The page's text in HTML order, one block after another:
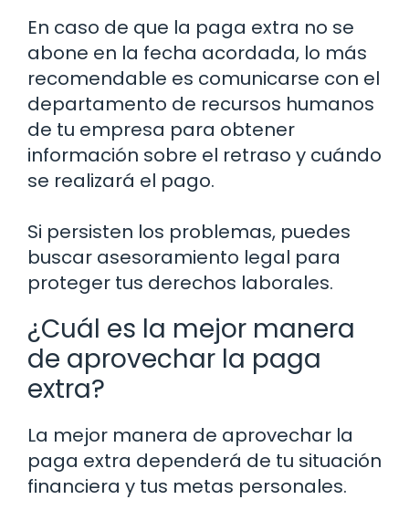
En caso de que la paga extra no se
abone en la fecha acordada, lo más
recomendable es comunicarse con el
departamento de recursos humanos
de tu empresa para obtener
información sobre el retraso y cuándo
se realizará el pago.
Si persisten los problemas, puedes
buscar asesoramiento legal para
proteger tus derechos laborales.
¿Cuál es la mejor manera
de aprovechar la paga
extra?
La mejor manera de aprovechar la
paga extra dependerá de tu situación
financiera y tus metas personales.